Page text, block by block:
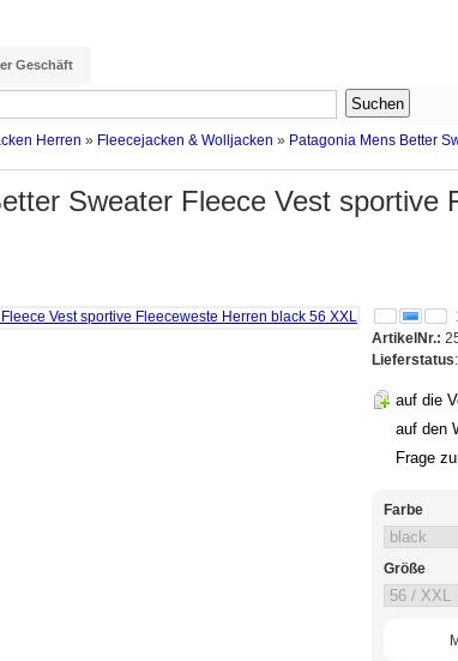
Geschäft
Herren » Fleecejacken & Wolljacken » Patagonia Mens Better
Sweater Fleece Vest sportive
ArtikelNr.:
Lieferstatus
auf die
auf den
Frage
Farbe
Größe